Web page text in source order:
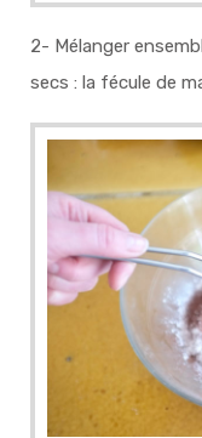
2- Mélanger
secs : la fécule de